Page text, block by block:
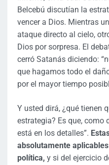
Belcebú discutían la
vencer a Dios. Mientras
ataque directo al cielo,
Dios por sorpresa. El
cerró Satanás diciendo:
que hagamos todo el
por el mayor tiempo
Y usted dirá, ¿qué tienen
estrategia? Es que, como
está en los detalles”.
absolutamente
política, y si del ejercicio